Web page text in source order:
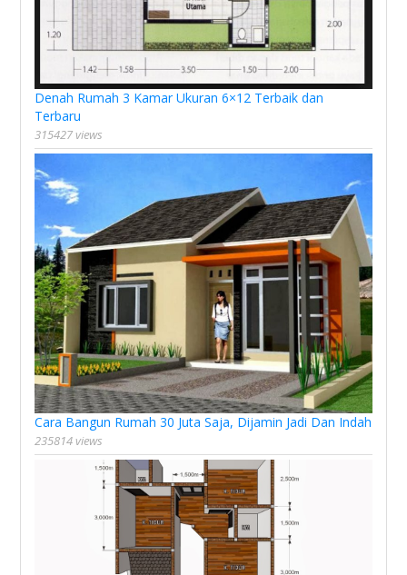
Denah Rumah 3 Kamar Ukuran 6×12 Terbaik dan
Terbaru
315427 views
Cara Bangun Rumah 30 Juta Saja, Dijamin Jadi Dan Indah
235814 views